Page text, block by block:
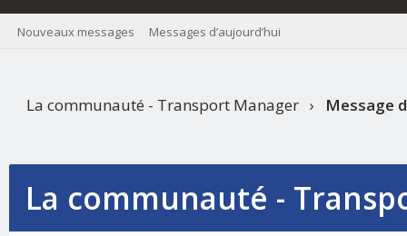
Nouveaux messages Messages d’aujourd’hui
La communauté - Transport Manager › Message
La communauté -